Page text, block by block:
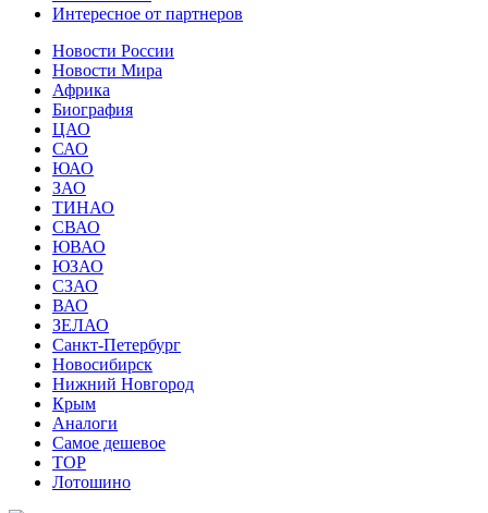
Интересное от партнеров
Новости России
Новости Мира
Африка
Биография
ЦАО
САО
ЮАО
ЗАО
ТИНАО
СВАО
ЮВАО
ЮЗАО
СЗАО
ВАО
ЗЕЛАО
Санкт-Петербург
Новосибирск
Нижний Новгород
Крым
Аналоги
Самое дешевое
TOP
Лотошино